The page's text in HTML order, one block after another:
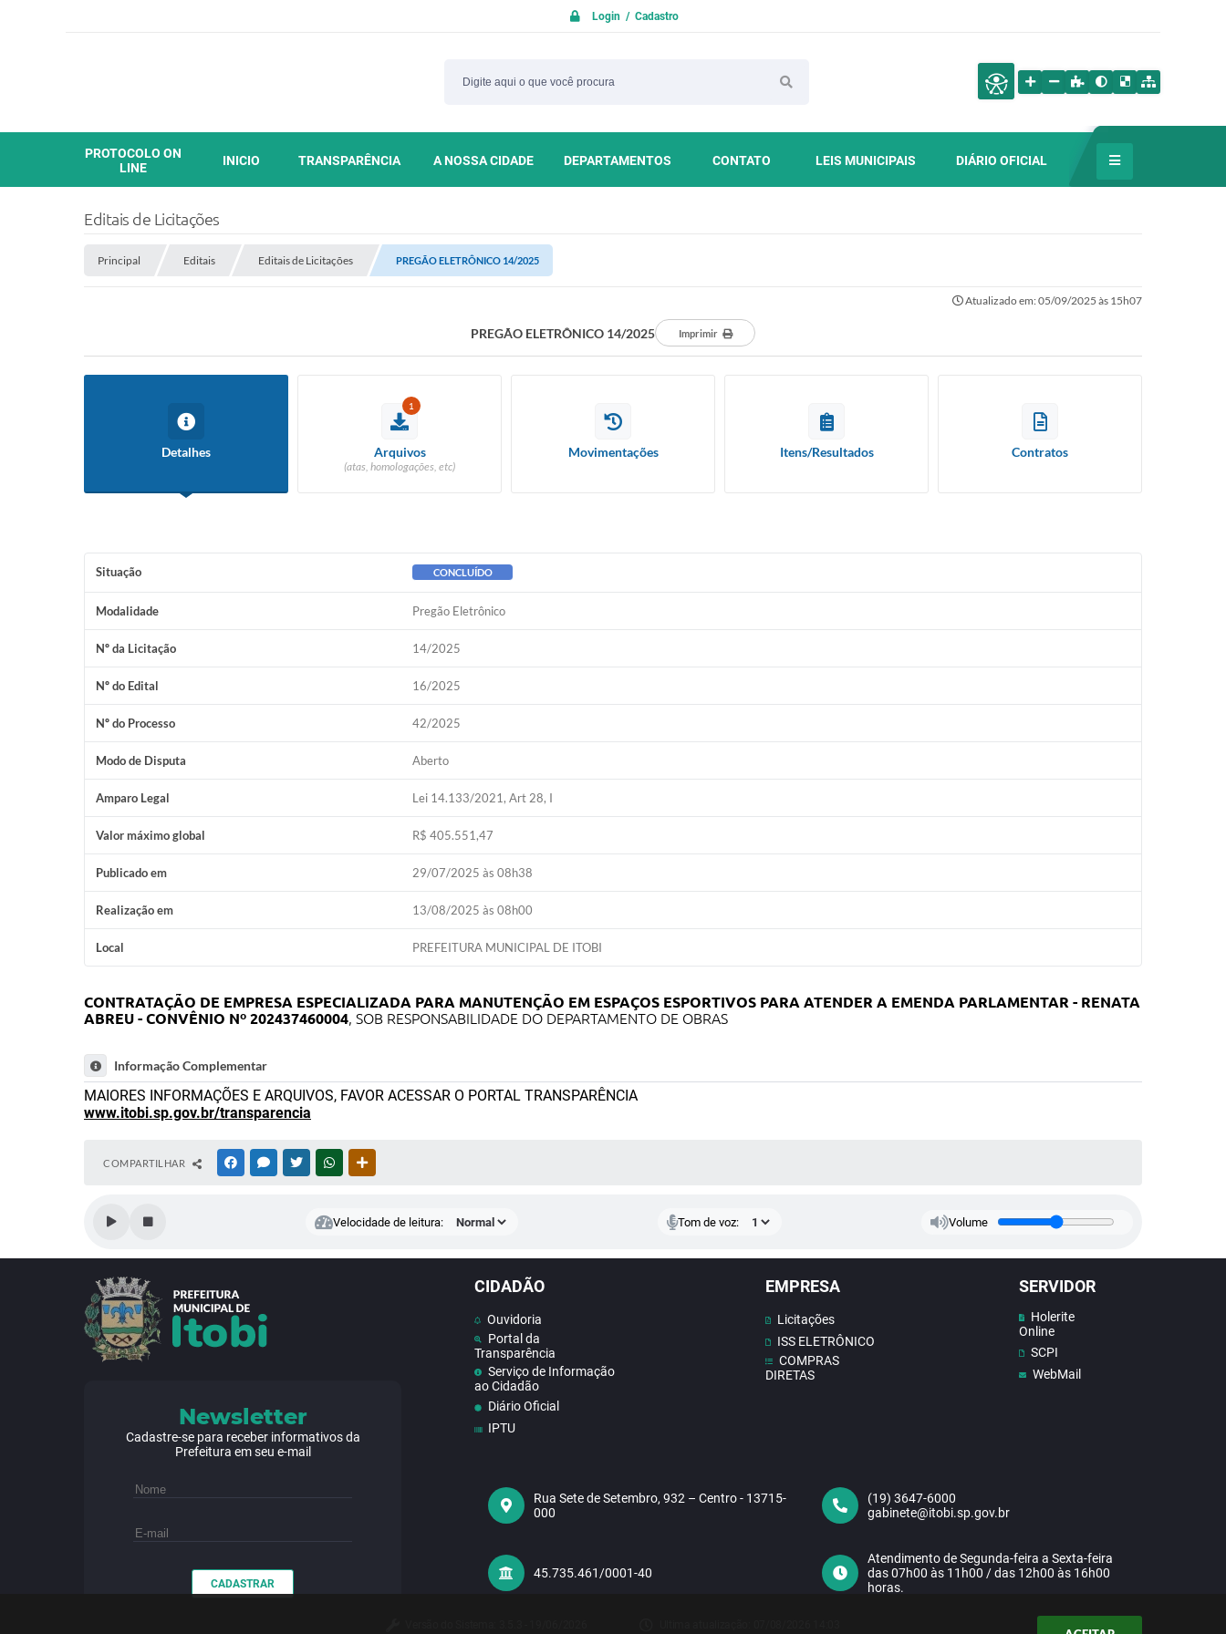
Login / Cadastro
PROTOCOLO ON
LINE
INICIO TRANSPARÊNCIA A NOSSA CIDADE DEPARTAMENTOS CONTATO LEIS MUNICIPAIS DIÁRIO OFICIAL
Editais de Licitações
Principal Editais Editais de Licitações PREGÃO ELETRÔNICO 14/2025
Atualizado em: 05/09/2025 às 15h07
PREGÃO ELETRÔNICO 14/2025 Imprimir
Detalhes
1
Arquivos
(atas, homologações, etc)
Movimentações Itens/Resultados Contratos
Situação CONCLUÍDO
Modalidade Pregão Eletrônico
Nº da Licitação 14/2025
Nº do Edital 16/2025
Nº do Processo 42/2025
Modo de Disputa Aberto
Amparo Legal Lei 14.133/2021, Art 28, I
Valor máximo global R$ 405.551,47
Publicado em 29/07/2025 às 08h38
Realização em 13/08/2025 às 08h00
Local PREFEITURA MUNICIPAL DE ITOBI
CONTRATAÇÃO DE EMPRESA ESPECIALIZADA PARA MANUTENÇÃO EM ESPAÇOS ESPORTIVOS PARA ATENDER A EMENDA PARLAMENTAR - RENATA
ABREU - CONVÊNIO Nº 202437460004, SOB RESPONSABILIDADE DO DEPARTAMENTO DE OBRAS
Informação Complementar
MAIORES INFORMAÇÕES E ARQUIVOS, FAVOR ACESSAR O PORTAL TRANSPARÊNCIA
www.itobi.sp.gov.br/transparencia
COMPARTILHAR FACEBOOKMESSENGER
TWITTERWHATSAPP
Velocidade de leitura: Tom de voz: Volume
CIDADÃO
Ouvidoria
Portal da
Transparência
Serviço de Informação
ao Cidadão
Diário Oficial
IPTU
Concursos
Contas publicas
Telefones Úteis
EMPRESA
Licitações
ISS ELETRÔNICO
COMPRAS
DIRETAS
SERVIDOR
Holerite
Online
SCPI
WebMail
Rua Sete de Setembro, 932 – Centro - 13715-
000
(19) 3647-6000
gabinete@itobi.sp.gov.br
45.735.461/0001-40
Atendimento de Segunda-feira a Sexta-feira
das 07h00 às 11h00 / das 12h00 às 16h00
horas.
Newsletter
Cadastre-se para receber informativos da
Prefeitura em seu e-mail
CADASTRAR